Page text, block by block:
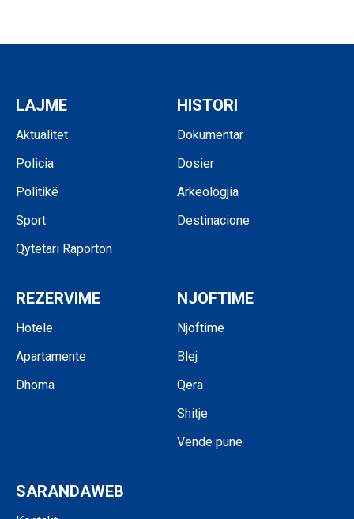
LAJME
Aktualitet
Policia
Politikë
Sport
Qytetari Raporton
HISTORI
Dokumentar
Dosier
Arkeologjia
Destinacione
REZERVIME
Hotele
Apartamente
Dhoma
NJOFTIME
Njoftime
Blej
Qera
Shitje
Vende pune
SARANDAWEB